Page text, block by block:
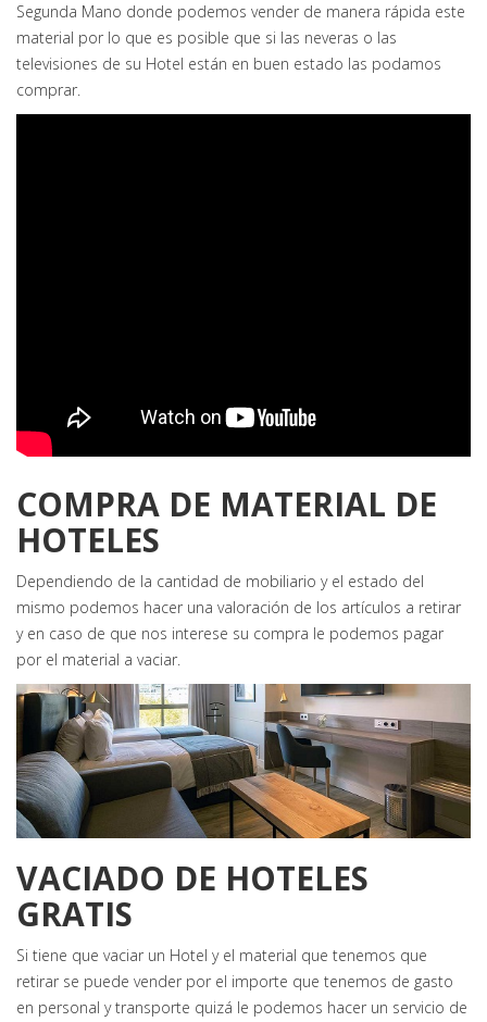
Segunda Mano donde podemos vender de manera rápida este
material por lo que es posible que si las neveras o las
televisiones de su Hotel están en buen estado las podamos
comprar.
COMPRA DE MATERIAL DE
HOTELES
Dependiendo de la cantidad de mobiliario y el estado del
mismo podemos hacer una valoración de los artículos a retirar
y en caso de que nos interese su compra le podemos pagar
por el material a vaciar.
VACIADO DE HOTELES
GRATIS
Si tiene que vaciar un Hotel y el material que tenemos que
retirar se puede vender por el importe que tenemos de gasto
en personal y transporte quizá le podemos hacer un servicio de